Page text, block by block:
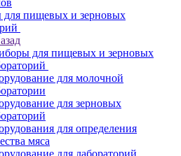
пищевых и зерновых
для пищевых и зерновых
для молочной
для зерновых
для определения
мяса
для лабораторий